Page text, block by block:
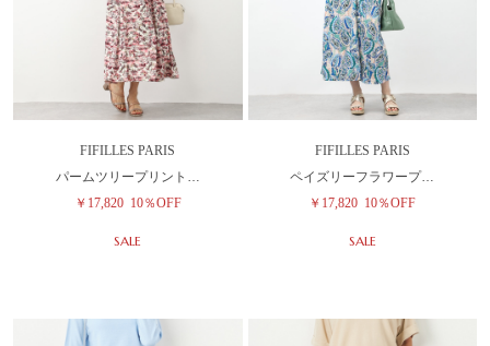
FIFILLES PARIS
パームツリープリント…
￥17,820 10％OFF
SALE
FIFILLES PARIS
ペイズリーフラワープ…
￥17,820 10％OFF
SALE